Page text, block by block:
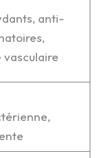
anti-